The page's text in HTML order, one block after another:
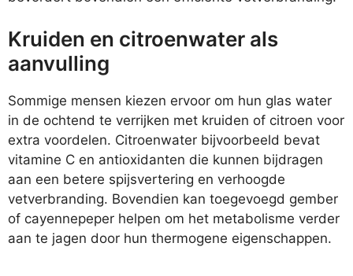
Kruiden en citroenwater als
aanvulling
Sommige mensen kiezen ervoor om hun glas water
in de ochtend te verrijken met kruiden of citroen voor
extra voordelen. Citroenwater bijvoorbeeld bevat
vitamine C en antioxidanten die kunnen bijdragen
aan een betere spijsvertering en verhoogde
vetverbranding. Bovendien kan toegevoegd gember
of cayennepeper helpen om het metabolisme verder
aan te jagen door hun thermogene eigenschappen.